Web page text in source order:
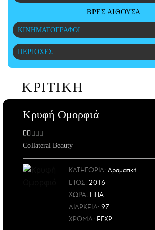
ΑΜΠΑ
PRINT
ΒΡΕΣ ΑΙΘΟΥΣΑ
ΚΙΝΗΜΑΤΟΓΡΑΦΟΙ
ΠΕΡΙΟΧΕΣ
ΚΡΙΤΙΚΗ
Κρυφή Ομορφιά
Collateral Beauty
ΚΑΤΗΓΟΡΙΑ: Δραματική
ΕΤΟΣ: 2016
ΧΩΡΑ: ΗΠΑ
ΔΙΑΡΚΕΙΑ: 97
ΧΡΩΜΑ: ΕΓΧΡ.